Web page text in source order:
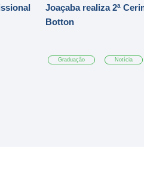
Joaçaba realiza 2ª
Botton
Graduação Notícia